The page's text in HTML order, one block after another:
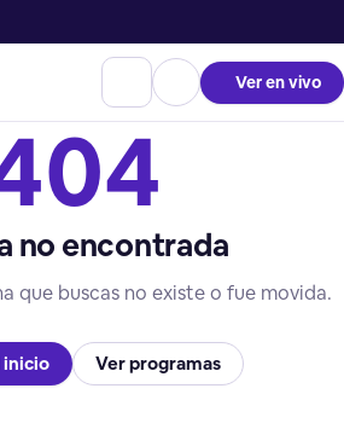
Ver en vivo
no encontrada
que buscas no existe o fue movida.
inicio Ver programas